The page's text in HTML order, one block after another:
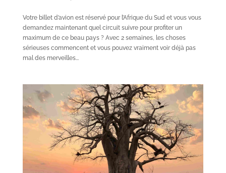
Votre billet d’avion est réservé pour l’Afrique du Sud et vous vous
demandez maintenant quel circuit suivre pour profiter un
maximum de ce beau pays ? Avec 2 semaines, les choses
sérieuses commencent et vous pouvez vraiment voir déjà pas
mal des merveilles...